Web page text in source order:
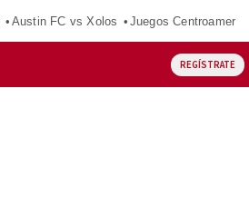
Austin FC vs Xolos Juegos
REGÍSTRATE